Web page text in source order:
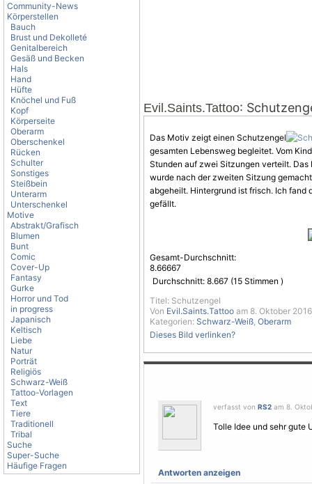
Community-News
Körperstellen
Bauch
Brust und Dekolleté
Genitalbereich
Gesäß und Becken
Hals
Hand
Hüfte
Knöchel und Fuß
Kopf
Körperseite
Oberarm
Oberschenkel
Rücken
Schulter
Sonstiges
Steißbein
Unterarm
Unterschenkel
Motive
Abstrakt/Grafisch
Blumen
Bunt
Comic
Cover-Up
Fantasy
Gurke
Horror und Tod
in progress
Japanisch
Keltisch
Liebe
Natur
Porträt
Religiös
Schwarz-Weiß
Tattoo-Vorlagen
Text
Tiere
Traditionell
Tribal
Suche
Super-Suche
Häufige Fragen
Evil.Saints.Tattoo:
Das Motiv zeigt einen Schutzengel
gesamten Lebensweg begleitet. Vom
Stunden auf zwei Sitzungen verteilt. Das
wurde nach der zweiten Sitzung
abgeheilt. Hintergrund ist frisch. Ich fand
gefällt.
Gesamt-Durchschnitt:
8.66667
Durchschnitt: 8.667 (15 Stimmen )
Titel: Schutzengel
Von Evil.Saints.Tattoo am 8. Oktober
Kategorien: Schwarz-Weiß, Oberarm
Dieses Bild verlinken?
verfasst von RS2 am 8.
Tolle Idee und sehr gute
Antworten anzeigen